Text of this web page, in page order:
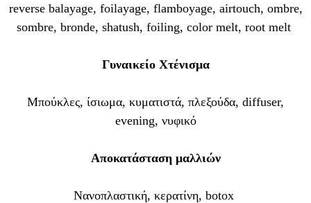
reverse balayage, foilayage, flamboyage, airtouch, ombre,
sombre, bronde, shatush, foiling, color melt, root melt
Γυναικείο Χτένισμα
Mπούκλες, ίσιωμα, κυματιστά, πλεξούδα, diffuser,
evening, νυφικό
Αποκατάσταση μαλλιών
Νανοπλαστική, κερατίνη, botox